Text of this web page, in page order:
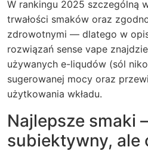
W rankingu 2025 szczególną
trwałości smaków oraz
zdrowotnymi — dlatego w
rozwiązań sense vape
używanych e-liqudów (sól
sugerowanej mocy oraz
użytkowania wkładu.
Najlepsze smaki
subiektywny, ale